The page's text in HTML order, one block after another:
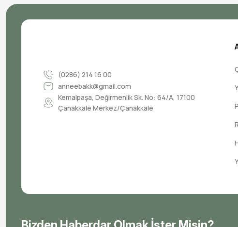
(0286) 214 16 00
anneebakk@gmail.com
Kemalpaşa, Değirmenlik Sk. No: 64/A, 17100
Çanakkale Merkez/Çanakkale